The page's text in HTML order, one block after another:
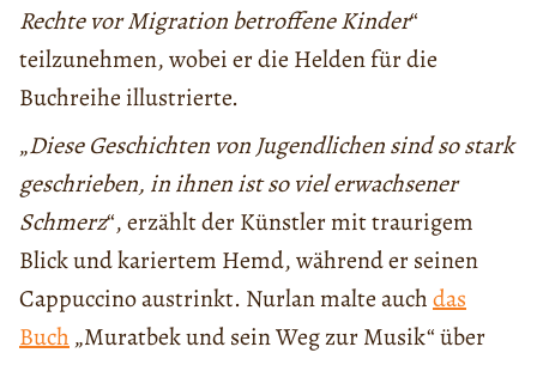
Rechte vor Migration betroffene Kinder“
teilzunehmen, wobei er die Helden für die
Buchreihe illustrierte.
„Diese Geschichten von Jugendlichen sind so stark
geschrieben, in ihnen ist so viel erwachsener
Schmerz“, erzählt der Künstler mit traurigem
Blick und kariertem Hemd, während er seinen
Cappuccino austrinkt. Nurlan malte auchdas
Buch „Muratbek und sein Weg zur Musik“ über